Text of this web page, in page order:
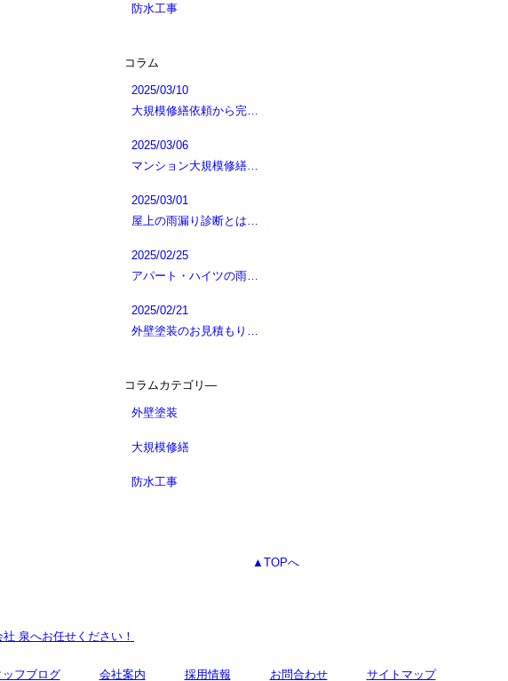
防水工事
コラム
2025/03/10
大規模修繕依頼から完…
2025/03/06
マンション大規模修繕…
2025/03/01
屋上の雨漏り診断とは…
2025/02/25
アパート・ハイツの雨…
2025/02/21
外壁塗装のお見積もり…
コラムカテゴリ―
外壁塗装
大規模修繕
防水工事
▲TOPへ
泉へお任せください！
ッフブログ 会社案内 採用情報 お問合わせ サイトマップ